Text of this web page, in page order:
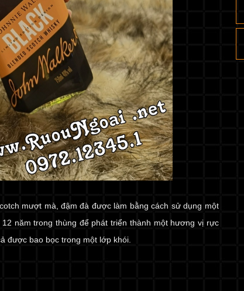
mượt mà, đậm đà được làm bằng cách sử dụng một
năm trong thùng để phát triển thành một hương vị rực
được bao bọc trong một lớp khói.